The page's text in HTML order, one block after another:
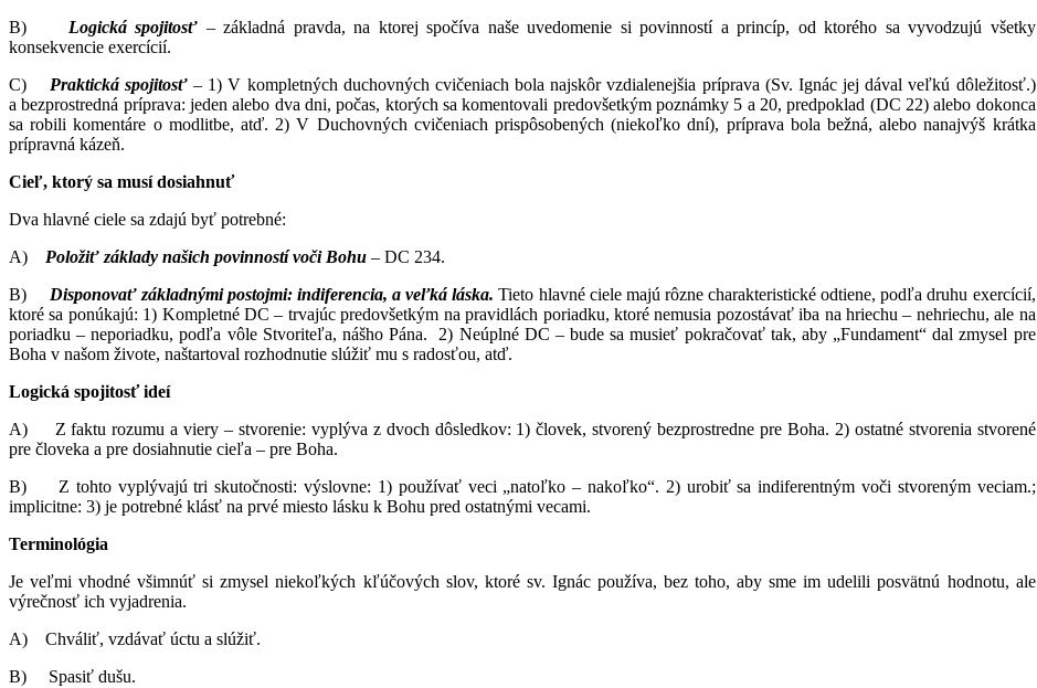
B) Logická spojitosť – základná pravda, na ktorej spočíva naše uvedomenie si povinností a princíp, od ktorého sa vyvodzujú všetky
konsekvencie exercícií.
C) Praktická spojitosť– 1) V kompletných duchovných cvičeniach bola najskôr vzdialenejšia príprava (Sv. Ignác jej dával veľkú dôležitosť.)
a bezprostredná príprava: jeden alebo dva dni, počas, ktorých sa komentovali predovšetkým poznámky 5 a 20, predpoklad (DC 22) alebo dokonca
sa robili komentáre o modlitbe, atď. 2) V Duchovných cvičeniach prispôsobených (niekoľko dní), príprava bola bežná, alebo nanajvýš krátka
prípravná kázeň.
Cieľ, ktorý sa musí dosiahnuť
Dva hlavné ciele sa zdajú byť potrebné:
A) Položiť základy našich povinností voči Bohu – DC 234.
B) Disponovať základnými postojmi: indiferencia, a veľká láska. Tieto hlavné ciele majú rôzne charakteristické odtiene, podľa druhu exercícií,
ktoré sa ponúkajú: 1) Kompletné DC – trvajúc predovšetkým na pravidlách poriadku, ktoré nemusia pozostávať iba na hriechu – nehriechu, ale na
poriadku – neporiadku, podľa vôle Stvoriteľa, nášho Pána. 2) Neúplné DC – bude sa musieť pokračovať tak, aby „Fundament“ dal zmysel pre
Boha v našom živote, naštartoval rozhodnutie slúžiť mu s radosťou, atď.
Logická spojitosť ideí
A) Z faktu rozumu a viery – stvorenie: vyplýva z dvoch dôsledkov: 1) človek, stvorený bezprostredne pre Boha. 2) ostatné stvorenia stvorené
pre človeka a pre dosiahnutie cieľa – pre Boha.
B) Z tohto vyplývajú tri skutočnosti: výslovne: 1) používať veci „natoľko – nakoľko“. 2) urobiť sa indiferentným voči stvoreným veciam.;
implicitne: 3) je potrebné klásť na prvé miesto lásku k Bohu pred ostatnými vecami.
Terminológia
Je veľmi vhodné všimnúť si zmysel niekoľkých kľúčových slov, ktoré sv. Ignác používa, bez toho, aby sme im udelili posvätnú hodnotu, ale
výrečnosť ich vyjadrenia.
A) Chváliť, vzdávať úctu a slúžiť.
B) Spasiť dušu.